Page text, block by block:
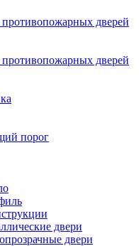
дверей
дверей
порог
двери
двери